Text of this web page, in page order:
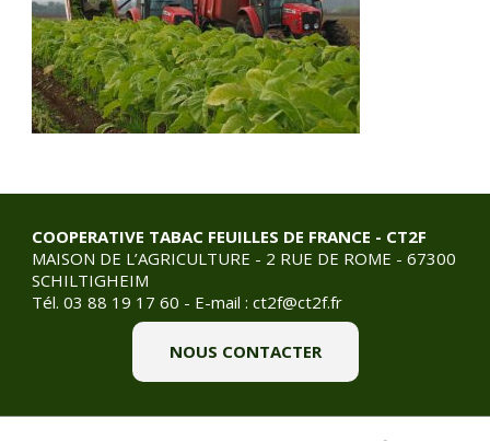
COOPERATIVE TABAC FEUILLES DE FRANCE - CT2F
MAISON DE L’AGRICULTURE - 2 RUE DE ROME - 67300
SCHILTIGHEIM
Tél. 03 88 19 17 60 - E-mail : ct2f@ct2f.fr
NOUS CONTACTER